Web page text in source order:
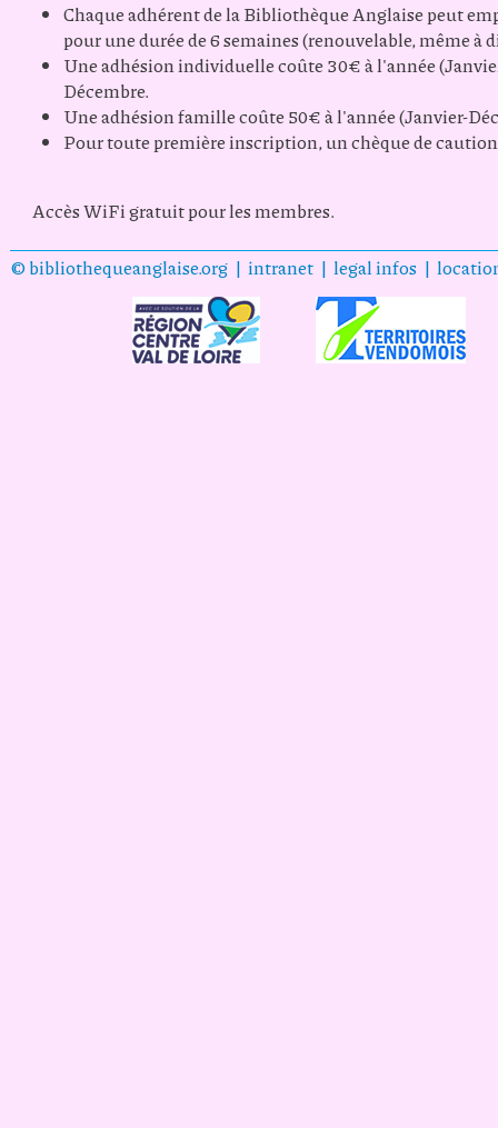
Chaque adhérent de la Bibliothèque Anglaise peut
pour une durée de 6 semaines (renouvelable, même à
Une adhésion individuelle coûte 30€ à l'année
Décembre.
Une adhésion famille coûte 50€ à l'année (Janvier-
Pour toute première inscription, un chèque de
Accès WiFi gratuit pour les membres.
© bibliothequeanglaise.org | intranet | legal infos |